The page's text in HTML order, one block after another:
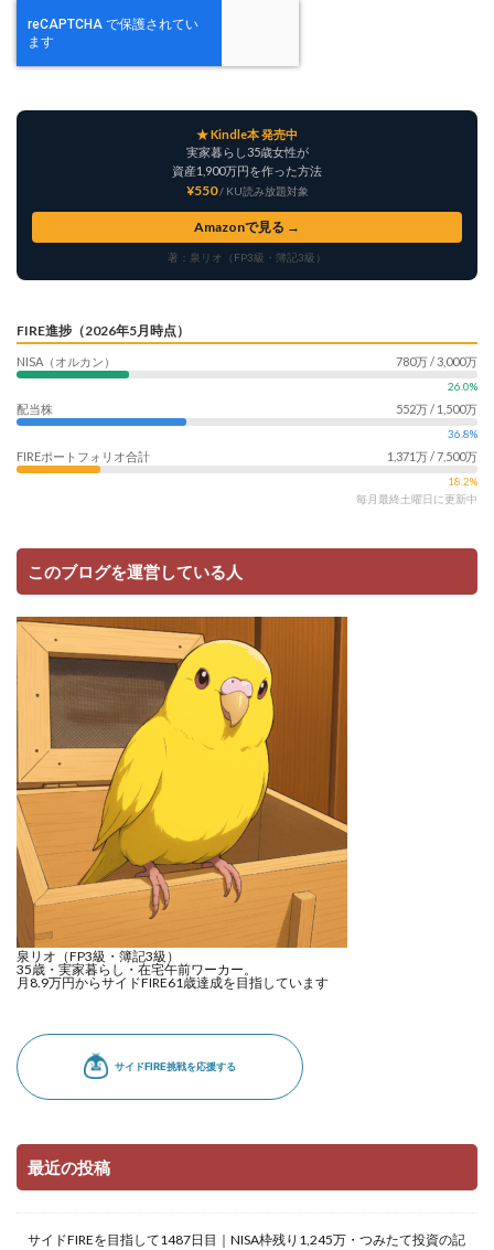
★ Kindle本 発売中
実家暮らし35歳女性が
資産1,900万円を作った方法
¥550 / KU読み放題対象
Amazonで見る →
著：泉リオ（FP3級・簿記3級）
FIRE進捗（2026年5月時点）
NISA（オルカン） 780万 / 3,000万
26.0%
配当株 552万 / 1,500万
36.8%
FIREポートフォリオ合計 1,371万 / 7,500万
18.2%
毎月最終土曜日に更新中
このブログを運営している人
泉リオ（FP3級・簿記3級）
35歳・実家暮らし・在宅午前ワーカー。
月8.9万円からサイドFIRE61歳達成を目指しています
最近の投稿
サイドFIREを目指して1487日目｜NISA枠残り1,245万・つみたて投資の記